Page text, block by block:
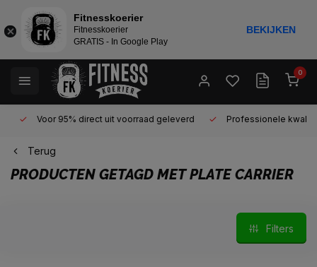
0
Voor 95% direct uit voorraad geleverd Professionele
Terug
PRODUCTEN GETAGD MET PLATE CARRIER
Filters
Fitnesskoerier
Fitnesskoerier
GRATIS - In Google Play
BEKIJKEN